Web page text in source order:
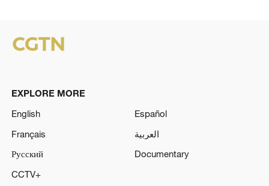
EXPLORE MORE
English
Español
Français
العربية
Русский
Documentary
CCTV+